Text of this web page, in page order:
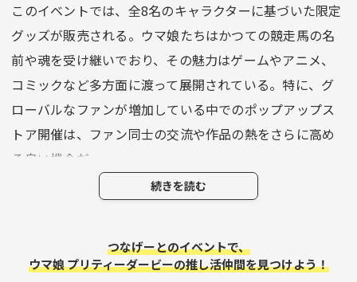
このイベントでは、全8名のキャラクターに基づいた限定
グッズが販売される。ウマ娘たちはかつての競走馬の名
前や魂を受け継いでおり、その魅力はゲームやアニメ、
コミックなど多方面に渡って展開されている。特に、グ
ローバルなファンが増加している中でのポップアップス
トア開催は、ファン同士の交流や作品の熱をさらに高め
る良い機会だ。
推しと一緒に訪れたい！
こうしたイベントは、ただ製品を手に入れるだけでな
く、同じ作品を愛する人々とともに過ごすことができる
続きを読む
つなげーとのイベントで、
ウマ娘 プリティーダービーの推し活仲間を見つけよう！